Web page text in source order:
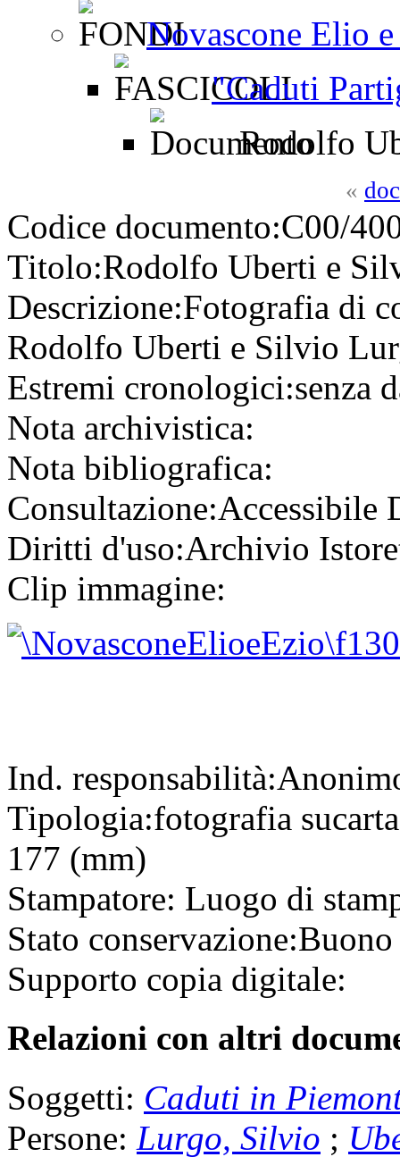
Novascone Elio
"Caduti
Rodolfo
«
Codice documento:C00/
Titolo:Rodolfo Uberti e
Descrizione:Fotografia di
Rodolfo Uberti e Silvio
Estremi cronologici:senza
Nota archivistica:
Nota bibliografica:
Consultazione:Accessibile
Diritti d'uso:Archivio
Clip immagine:
Ind. responsabilità:
Tipologia:fotografia su
177 (mm)
Stampatore: Luogo di
Stato conservazione:Buono
Supporto copia digitale:
Relazioni con altri
Soggetti: Caduti in
Persone: Lurgo, Silvio ;